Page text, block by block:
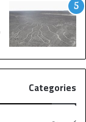
ا
ل
م
م
Categories